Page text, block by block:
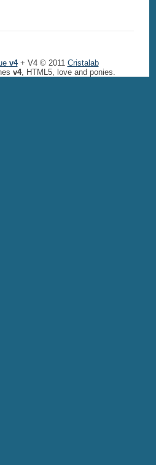
v4+ V4 © 2011 Cristalab
v4, HTML5, love and ponies.